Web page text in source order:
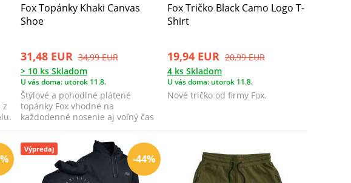
z
Fox Topánky Khaki Canvas
Shoe
31,48 EUR 34,99 EUR
> 10 ks Skladom
U vás doma: utorok 11.8.
Štýlové a pohodlné plátené
topánky Fox vhodné na
každodenné nosenie aj voľný čas
Fox Tričko Black Camo Logo T-
Shirt
19,94 EUR 20,99 EUR
4 ks Skladom
U vás doma: utorok 11.8.
Nové tričko od firmy Fox.
-44%
Výpredaj